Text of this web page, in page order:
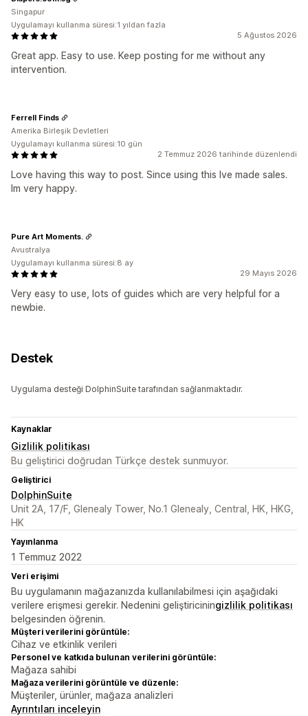
5 Ağustos 2026
Great app. Easy to use. Keep posting for me without any
intervention.
Singapur
Uygulamayı kullanma süresi:1 yıldan fazla
2 Temmuz 2026 tarihinde düzenlendi
Love having this way to post. Since using this Ive made sales.
Im very happy.
Ferrell Finds
Amerika Birleşik Devletleri
Uygulamayı kullanma süresi:10 gün
29 Mayıs 2026
Very easy to use, lots of guides which are very helpful for a
newbie.
Pure Art Moments.
Avustralya
Uygulamayı kullanma süresi:8 ay
Destek
Uygulama desteği DolphinSuite tarafından sağlanmaktadır.
Kaynaklar
Gizlilik politikası
Bu geliştirici doğrudan Türkçe destek sunmuyor.
Geliştirici
DolphinSuite
Unit 2A, 17/F, Glenealy Tower, No.1 Glenealy, Central, HK, HKG,
HK
Yayınlanma
1 Temmuz 2022
Veri erişimi
Bu uygulamanın mağazanızda kullanılabilmesi için aşağıdaki
verilere erişmesi gerekir. Nedenini geliştiriciningizlilik politikası
belgesinden öğrenin.
Müşteri verilerini görüntüle:
Cihaz ve etkinlik verileri
Personel ve katkıda bulunan verilerini görüntüle:
Mağaza sahibi
Mağaza verilerini görüntüle ve düzenle:
Müşteriler, ürünler, mağaza analizleri
Ayrıntıları inceleyin